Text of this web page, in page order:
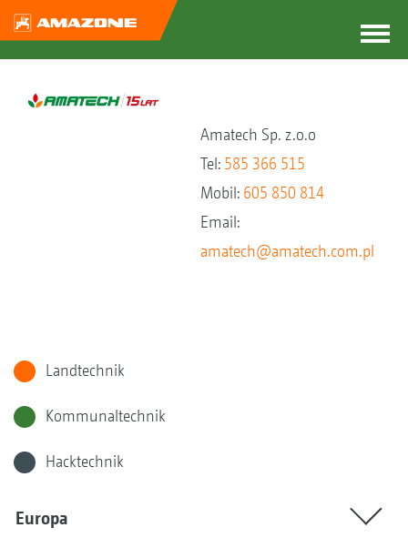
Amatech Sp. z.o.o
Tel: 585 366 515
Mobil: 605 850 814
Email:
amatech@amatech.com.pl
Landtechnik
Kommunaltechnik
Hacktechnik
Europa